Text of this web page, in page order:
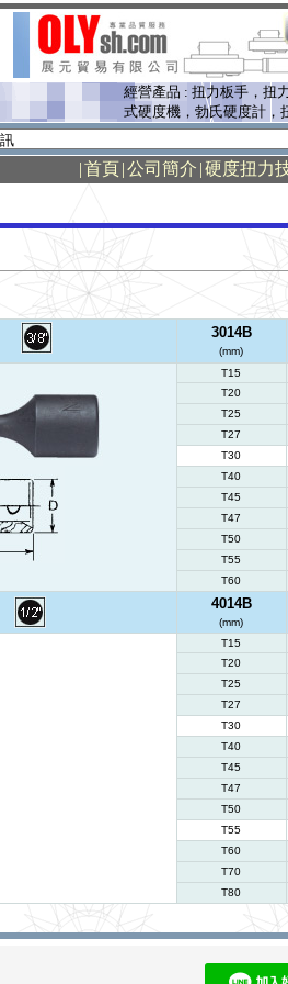
經營產品 : 扭力板手，扭
式硬度機，勃氏硬度計，
|首頁|公司簡介 |硬度扭力
3014B
(mm)
T15
T20
T25
T27
T30
T40
T45
T47
T50
T55
T60
4014B
(mm)
T15
T20
T25
T27
T30
T40
T45
T47
T50
T55
T60
T70
T80